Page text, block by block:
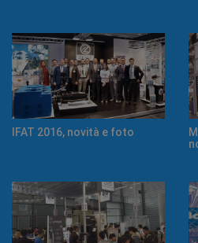
Mostra Convegno 2016,
Il